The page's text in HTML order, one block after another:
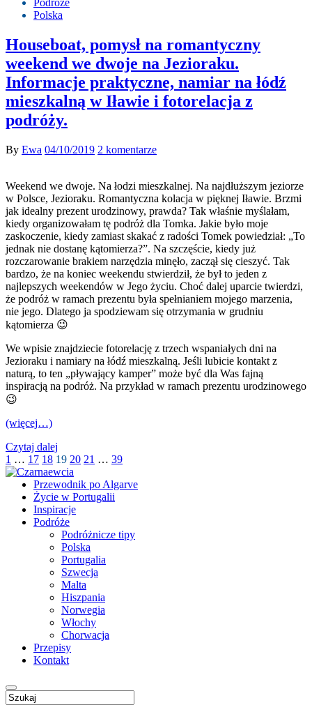
Podróże
Polska
Houseboat, pomysł na romantyczny
weekend we dwoje na Jezioraku.
Informacje praktyczne, namiar na łódź
mieszkalną w Iławie i fotorelacja z
podróży.
By Ewa 04/10/2019 2 komentarze
Weekend we dwoje. Na łodzi mieszkalnej. Na najdłuższym jeziorze
w Polsce, Jezioraku. Romantyczna kolacja w pięknej Iławie. Brzmi
jak idealny prezent urodzinowy, prawda? Tak właśnie myślałam,
kiedy organizowałam tę podróż dla Tomka. Jakie było moje
zaskoczenie, kiedy zamiast skakać z radości Tomek powiedział: „To
jednak nie dostanę kątomierza?”. Na szczęście, kiedy już
rozczarowanie brakiem narzędzia minęło, zaczął się cieszyć. Tak
bardzo, że na koniec weekendu stwierdził, że był to jeden z
najlepszych weekendów w Jego życiu. Choć dalej uparcie twierdzi,
że podróż w ramach prezentu była spełnianiem mojego marzenia,
nie jego. Dlatego ja spodziewam się otrzymania w grudniu
kątomierza 😉
We wpisie znajdziecie fotorelację z trzech wspaniałych dni na
Jezioraku i namiary na łódź mieszkalną. Jeśli lubicie kontakt z
naturą, to ten „pływający kamper” może być dla Was fajną
inspiracją na podróż. Na przykład w ramach prezentu urodzinowego
😉
(więcej…)
Czytaj dalej
1 … 17 18 19 20 21 … 39
Przewodnik po Algarve
Życie w Portugalii
Inspiracje
Podróże
Podróżnicze tipy
Polska
Portugalia
Szwecja
Malta
Hiszpania
Norwegia
Włochy
Chorwacja
Przepisy
Kontakt